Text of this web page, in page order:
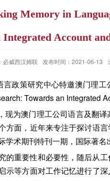
Memory in
Account
必威西汉姆联 发布时间：2021-06-13
政策研究中心特邀澳门理
Towards an Integrated
为澳门理工公司语言及翻
面，近年来专注于探讨语
术期刊特刊一期，国际著名
的重要性和必要性，随后从
等方面对工作记忆进行了